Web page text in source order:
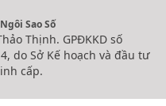
Ngôi Sao Số
Thịnh. GPĐKKD số
do Sở Kế hoạch và đầu tư
cấp.